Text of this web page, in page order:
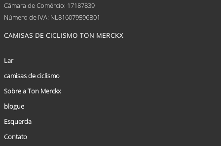
Câmara de Comércio: 17187839
Número de IVA: NL816079596B01
CAMISAS DE CICLISMO TON MERCKX
Lar
camisas de ciclismo
Sobre a Ton Merckx
blogue
Esquerda
Contato